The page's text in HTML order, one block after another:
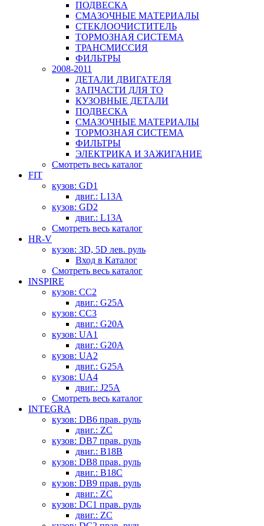
ПОДВЕСКА
СМАЗОЧНЫЕ МАТЕРИАЛЫ
СТЕКЛООЧИСТИТЕЛЬ
ТОРМОЗНАЯ СИСТЕМА
ТРАНСМИССИЯ
ФИЛЬТРЫ
2008-2011
ДЕТАЛИ ДВИГАТЕЛЯ
ЗАПЧАСТИ ДЛЯ ТО
КУЗОВНЫЕ ДЕТАЛИ
ПОДВЕСКА
СМАЗОЧНЫЕ МАТЕРИАЛЫ
ТОРМОЗНАЯ СИСТЕМА
ФИЛЬТРЫ
ЭЛЕКТРИКА И ЗАЖИГАНИЕ
Смотреть весь каталог
FIT
кузов: GD1
двиг.: L13A
кузов: GD2
двиг.: L13A
Смотреть весь каталог
HR-V
кузов: 3D, 5D лев. руль
Вход в Каталог
Смотреть весь каталог
INSPIRE
кузов: CC2
двиг.: G25A
кузов: CC3
двиг.: G20A
кузов: UA1
двиг.: G20A
кузов: UA2
двиг.: G25A
кузов: UA4
двиг.: J25A
Смотреть весь каталог
INTEGRA
кузов: DB6 прав. руль
двиг.: ZC
кузов: DB7 прав. руль
двиг.: B18B
кузов: DB8 прав. руль
двиг.: B18C
кузов: DB9 прав. руль
двиг.: ZC
кузов: DC1 прав. руль
двиг.: ZC